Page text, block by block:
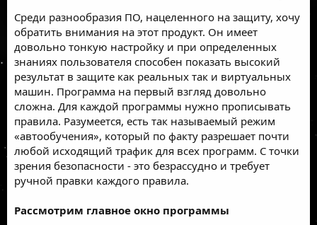
Среди разнообразия ПО, нацеленного на защиту, хочу
обратить внимания на этот продукт. Он имеет
довольно тонкую настройку и при определенных
знаниях пользователя способен показать высокий
результат в защите как реальных так и виртуальных
машин. Программа на первый взгляд довольно
сложна. Для каждой программы нужно прописывать
правила. Разумеется, есть так называемый режим
«автообучения», который по факту разрешает почти
любой исходящий трафик для всех программ. С точки
зрения безопасности - это безрассудно и требует
ручной правки каждого правила.
Рассмотрим главное окно программы